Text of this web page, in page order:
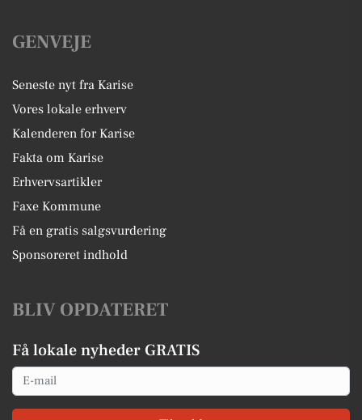
GENVEJE
Seneste nyt fra Karise
Vores lokale erhverv
Kalenderen for Karise
Fakta om Karise
Erhvervsartikler
Faxe Kommune
Få en gratis salgsvurdering
Sponsoreret indhold
BLIV OPDATERET
Få lokale nyheder GRATIS
Email